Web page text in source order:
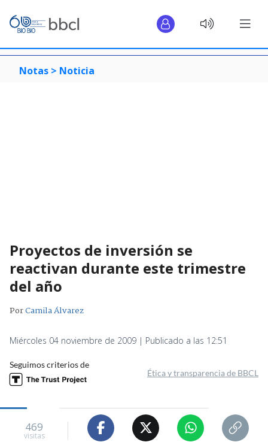
Notas > Noticia
Proyectos de inversión se
reactivan durante este trimestre
del año
PorCamila Álvarez
Miércoles 04 noviembre de 2009 | Publicado a las 12:51
Seguimos criterios de
Ética y transparencia de BBCL
469
visitas